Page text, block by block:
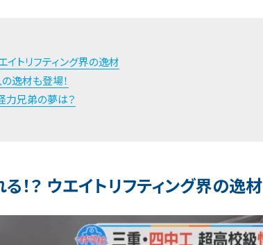
イトリフティング界の逸材
逸材も登場！
力兄弟の夢は？
！？ ウエイトリフティング界の逸材